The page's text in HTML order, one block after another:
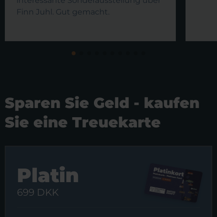
Finn Juhl. Gut gemacht.
Sparen Sie Geld - kaufen
Sie eine Treuekarte
Platin
699 DKK